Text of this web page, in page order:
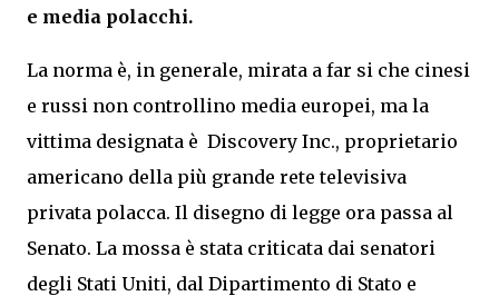
e media polacchi.
La norma è, in generale, mirata a far si che cinesi
e russi non controllino media europei, ma la
vittima designata è Discovery Inc., proprietario
americano della più grande rete televisiva
privata polacca. Il disegno di legge ora passa al
Senato. La mossa è stata criticata dai senatori
degli Stati Uniti, dal Dipartimento di Stato e